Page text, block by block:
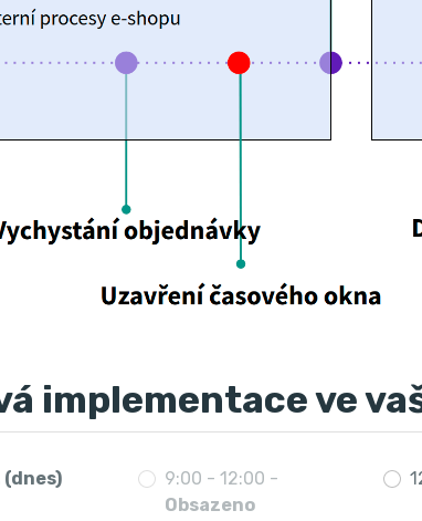
implementace ve
(dnes)
9:00 - 12:00 -
Obsazeno